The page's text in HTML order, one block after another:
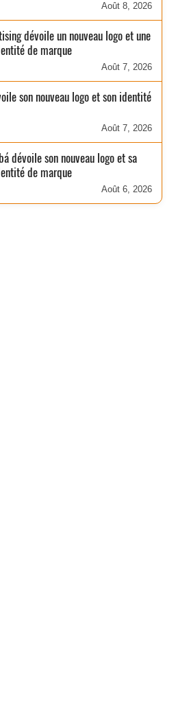
Août 8, 2026
dévoile un nouveau logo et une
de marque
Août 7, 2026
son nouveau logo et son identité
Août 7, 2026
dévoile son nouveau logo et sa
de marque
Août 6, 2026